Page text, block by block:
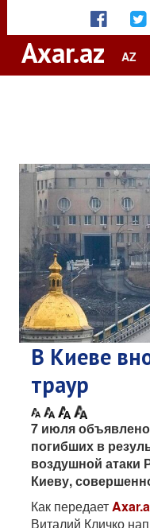
Axar.az AZ
В Киеве
траур
7 июля
погибших в
воздушной атаки
Киеву,
Как передает
Виталий Кличко